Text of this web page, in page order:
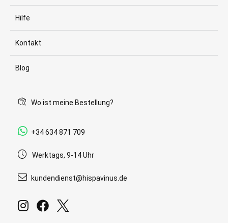
Hilfe
Kontakt
Blog
Wo ist meine Bestellung?
+34 634 871 709
Werktags, 9-14 Uhr
kundendienst@hispavinus.de